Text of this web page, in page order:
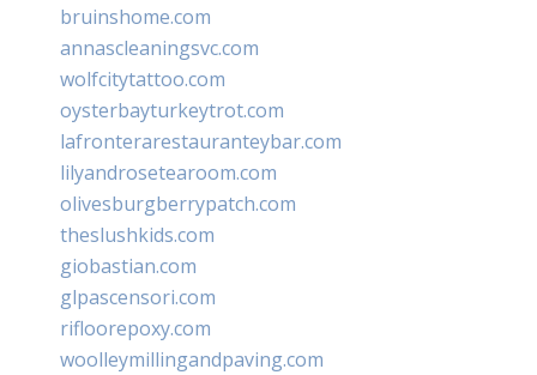
bruinshome.com
annascleaningsvc.com
wolfcitytattoo.com
oysterbayturkeytrot.com
lafronterarestauranteybar.com
lilyandrosetearoom.com
olivesburgberrypatch.com
theslushkids.com
giobastian.com
glpascensori.com
rifloorepoxy.com
woolleymillingandpaving.com